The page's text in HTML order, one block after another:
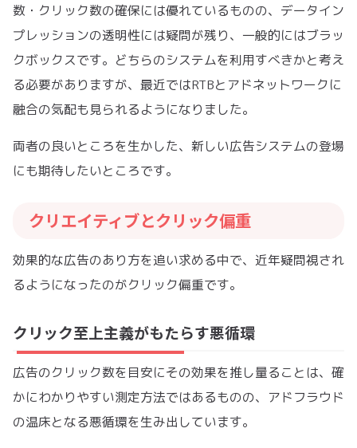
数・クリック数の確保には優れているものの、データイン
プレッションの透明性には疑問が残り、一般的にはブラッ
クボックスです。どちらのシステムを利用すべきかと考え
る必要がありますが、最近ではRTBとアドネットワークに
融合の気配も見られるようになりました。
両者の良いところを生かした、新しい広告システムの登場
にも期待したいところです。
クリエイティブとクリック偏重
効果的な広告のあり方を追い求める中で、近年疑問視され
るようになったのがクリック偏重です。
クリック至上主義がもたらす悪循環
広告のクリック数を目安にその効果を推し量ることは、確
かにわかりやすい測定方法ではあるものの、アドフラウド
の温床となる悪循環を生み出しています。